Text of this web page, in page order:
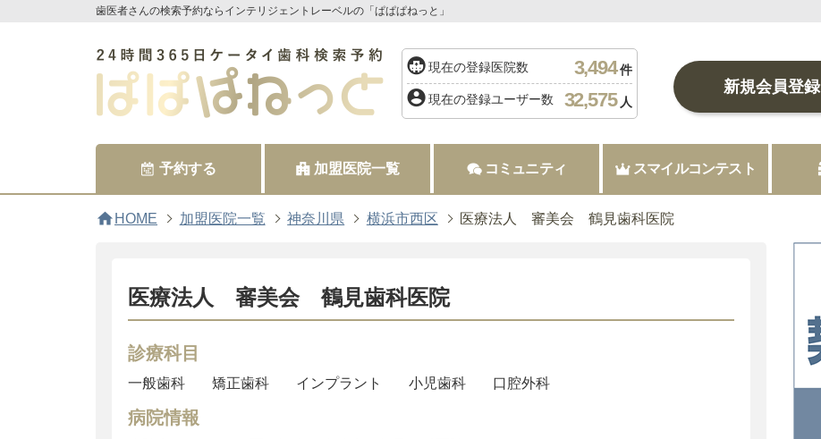
歯医者さんの検索予約ならインテリジェントレーベルの「ぱぱぱねっと」
現在の登録医院数 3,494件
現在の登録ユーザー数 32,575 人
新規会員登録
予約する 加盟医院一覧 コミュニティ スマイルコンテスト
home HOME 加盟医院一覧 神奈川県 横浜市西区 医療法人 審美会 鶴見歯科医院
医療法人 審美会 鶴見歯科医院
診療科目
一般歯科 矯正歯科 インプラント 小児歯科 口腔外科
病院情報